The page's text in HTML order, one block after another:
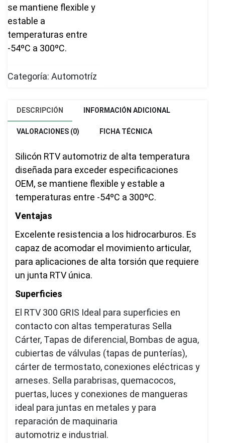
se mantiene flexible y
estable a
temperaturas entre
-54ºC a 300ºC.
Categoría: Automotríz
DESCRIPCIÓN INFORMACIÓN ADICIONAL
VALORACIONES (0) FICHA TÉCNICA
Silicón RTV automotriz de alta temperatura
diseñada para exceder especificaciones
OEM, se mantiene flexible y estable a
temperaturas entre -54ºC a 300ºC.
Ventajas
Excelente resistencia a los hidrocarburos. Es
capaz de acomodar el movimiento articular,
para aplicaciones de alta torsión que requiere
un junta RTV única.
Superficies
El RTV 300 GRIS Ideal para superficies en
contacto con altas temperaturas Sella
Cárter, Tapas de diferencial, Bombas de agua,
cubiertas de válvulas (tapas de punterías),
cárter de termostato, conexiones eléctricas y
arneses. Sella parabrisas, quemacocos,
puertas, luces y conexiones de mangueras
ideal para juntas en metales y para
reparación de maquinaria
automotriz e industrial.